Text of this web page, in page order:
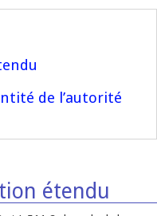
de l’autorité
étendu